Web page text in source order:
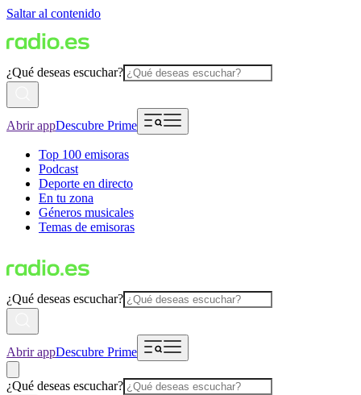
Saltar al contenido
¿Qué deseas escuchar?
Abrir appDescubre Prime
Top 100 emisoras
Podcast
Deporte en directo
En tu zona
Géneros musicales
Temas de emisoras
¿Qué deseas escuchar?
Abrir appDescubre Prime
¿Qué deseas escuchar?